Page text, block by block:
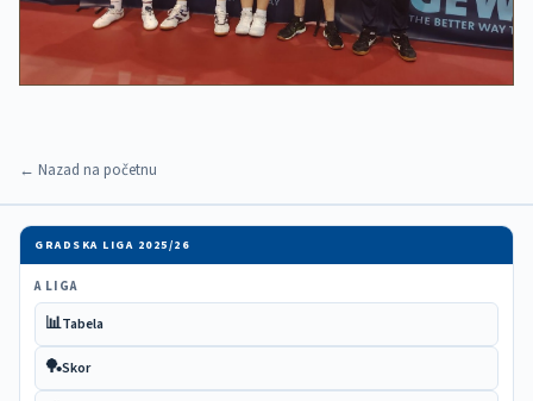
← Nazad na početnu
GRADSKA LIGA 2025/26
A LIGA
📊Tabela
🏓Skor